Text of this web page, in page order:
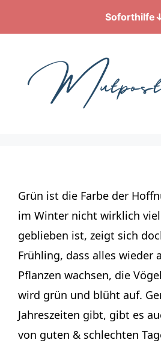
Soforthilfe
springen
Grün ist die Farbe der
im Winter nicht wirklich
geblieben ist, zeigt sich
Frühling, dass alles wieder
Pflanzen wachsen, die
wird grün und blüht auf.
Jahreszeiten gibt, gibt es
von guten & schlechten